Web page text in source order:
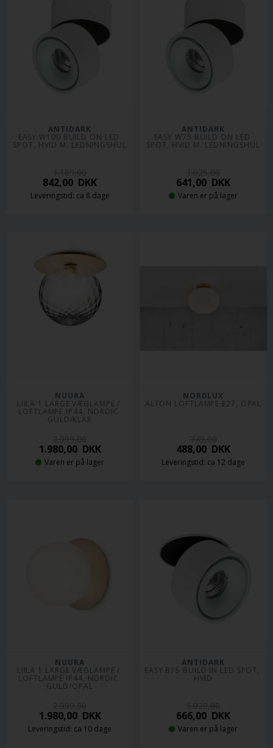
ANTIDARK
EASY W100 BUILD ON LED
SPOT, HVID M. LEDNINGSHUL
842,00 DKK
Leveringstid: ca 8 dage
ANTIDARK
EASY W75 BUILD ON LED
SPOT, HVID M. LEDNINGSHUL
641,00 DKK
Varen er på lager
NUURA
LIILA 1 LARGE VÆGLAMPE /
LOFTLAMPE IP44, NORDIC
GULD/KLAR
1.980,00DKK
Varen er på lager
NORDLUX
ALTON LOFTLAMPE E27, OPAL
488,00 DKK
Leveringstid: ca 12 dage
NUURA
LIILA 1 LARGE VÆGLAMPE /
LOFTLAMPE IP44, NORDIC
GULD/OPAL
1.980,00DKK
Leveringstid: ca 10 dage
ANTIDARK
EASY B75 BUILD IN LED SPOT,
HVID
666,00 DKK
Varen er på lager